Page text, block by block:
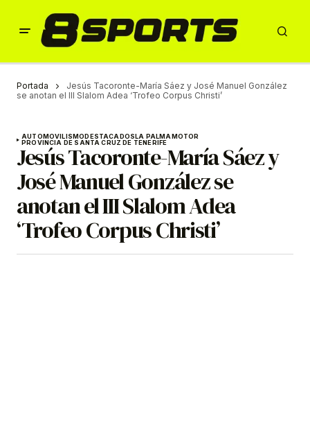
Portada
Jesús Tacoronte-María Sáez y José Manuel González
se anotan el III Slalom Adea ‘Trofeo Corpus Christi’
AUTOMOVILISMODESTACADOSLA PALMAMOTOR
PROVINCIA DE SANTA CRUZ DE TENERIFE
Jesús Tacoronte-María Sáez y
José Manuel González se
anotan el III Slalom Adea
‘Trofeo Corpus Christi’